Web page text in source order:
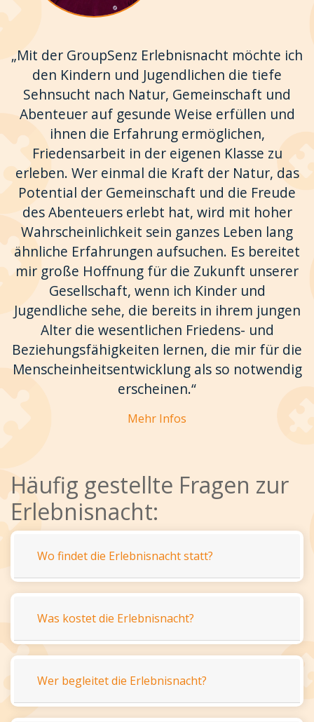
„Mit der GroupSenz Erlebnisnacht möchte ich
den Kindern und Jugendlichen die tiefe
Sehnsucht nach Natur, Gemeinschaft und
Abenteuer auf gesunde Weise erfüllen und
ihnen die Erfahrung ermöglichen,
Friedensarbeit in der eigenen Klasse zu
erleben. Wer einmal die Kraft der Natur, das
Potential der Gemeinschaft und die Freude
des Abenteuers erlebt hat, wird mit hoher
Wahrscheinlichkeit sein ganzes Leben lang
ähnliche Erfahrungen aufsuchen. Es bereitet
mir große Hoffnung für die Zukunft unserer
Gesellschaft, wenn ich Kinder und
Jugendliche sehe, die bereits in ihrem jungen
Alter die wesentlichen Friedens- und
Beziehungsfähigkeiten lernen, die mir für die
Menscheinheitsentwicklung als so notwendig
erscheinen.“
Mehr Infos
Häufig gestellte Fragen zur
Erlebnisnacht:
Wo findet die Erlebnisnacht statt?
Was kostet die Erlebnisnacht?
Wer begleitet die Erlebnisnacht?